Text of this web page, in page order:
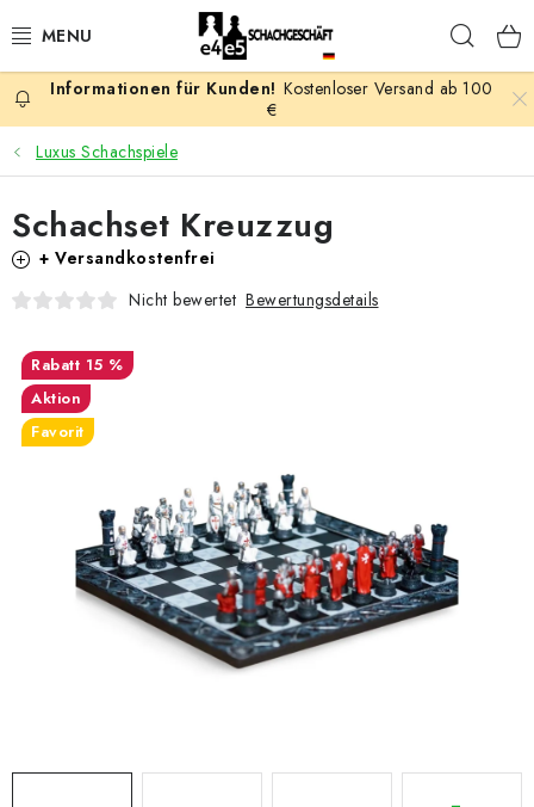
Inhalt
AKTION
SCHACHSPIELE
SCHACHFIGUREN
SCHACHBRETTER
SCHACHUHREN
SCHACHBÜCHER
SCHACH-ANTIQUITÄTENLADEN
SCHACH ONLINE
SCHACH-MERCH
SCHACH GESCHENKE
Kostenloser Versand ab 100
€
Luxus Schachspiele
Schachset Kreuzzug
+ Versandkostenfrei
Nicht bewertet Bewertungsdetails
15 %
Aktion
Favorit